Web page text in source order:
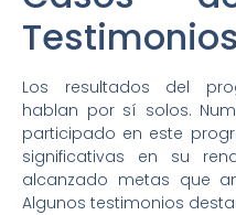
Testimonios
Los resultados del
hablan por sí solos.
participado en este
significativas en su
alcanzado metas que
Algunos testimonios